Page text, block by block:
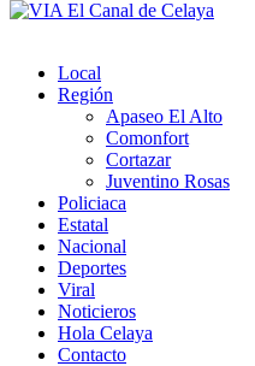
Menú
principal
Local
Región
Apaseo El Alto
Comonfort
Cortazar
Juventino Rosas
Policiaca
Estatal
Nacional
Deportes
Viral
Noticieros
Hola Celaya
Contacto